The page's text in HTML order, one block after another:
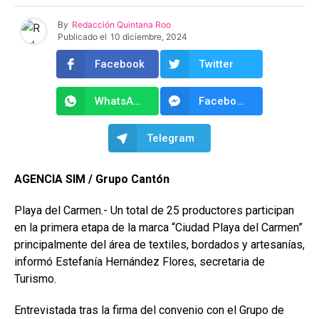
By Redacción Quintana Roo
Publicado el 10 diciembre, 2024
Facebook Twitter
WhatsApp Facebook Messenger
Telegram
AGENCIA SIM / Grupo Cantón
Playa del Carmen.- Un total de 25 productores participan
en la primera etapa de la marca “Ciudad Playa del Carmen”
principalmente del área de textiles, bordados y artesanías,
informó Estefanía Hernández Flores, secretaria de
Turismo.
Entrevistada tras la firma del convenio con el Grupo de